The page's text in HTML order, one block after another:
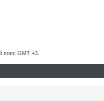
пояс GMT +3.